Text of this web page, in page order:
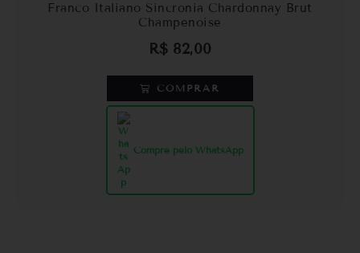
Franco Italiano Sincronia Chardonnay Brut
Champenoise
R$ 82,00
COMPRAR
Compre pelo WhatsApp